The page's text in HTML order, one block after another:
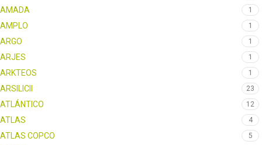
AMADA 1
AMPLO 1
ARGO 1
ARJES 1
ARKTEOS 1
ARSILICII 23
ATLÁNTICO 12
ATLAS 4
ATLAS COPCO 5